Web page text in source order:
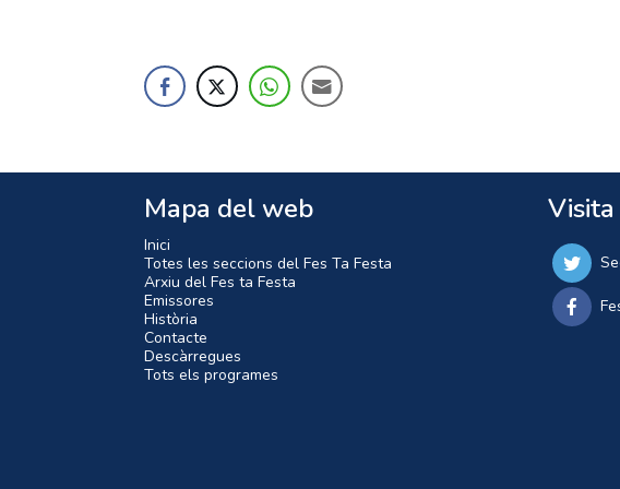
Mapa del web
Inici
Totes les seccions del Fes Ta Festa
Arxiu del Fes ta Festa
Emissores
Història
Contacte
Descàrregues
Tots els programes
Visita